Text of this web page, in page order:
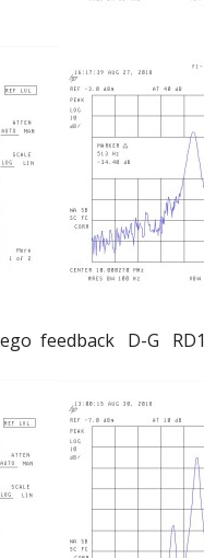
feedback D-G